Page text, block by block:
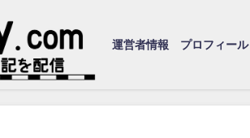
運営者情報 プロフィール